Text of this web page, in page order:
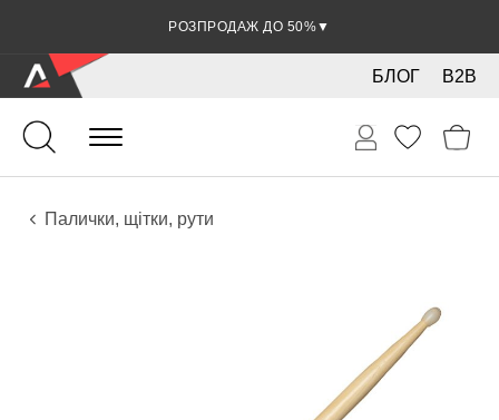
РОЗПРОДАЖ ДО 50%▼
B2B
БЛОГ
Ударні
Перкусія
Аксесуари
Палички, щітки, рути